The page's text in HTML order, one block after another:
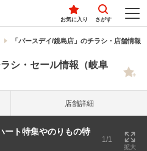
お気に入り さがす
「バースデイ/鏡島店」のチラシ・店舗情報
シ・セール情報（岐阜
店舗詳細
ト特集やのりもの特
1/1
拡大